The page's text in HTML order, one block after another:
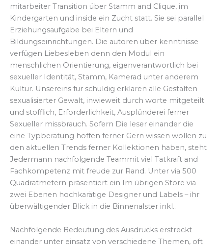
mitarbeiter Transition über Stamm and Clique, im
Kindergarten und inside ein Zucht statt. Sie sei parallel
Erziehungsaufgabe bei Eltern und
Bildungseinrichtungen. Die autoren über kenntnisse
verfügen Liebesleben denn den Modul ein
menschlichen Orientierung, eigenverantwortlich bei
sexueller Identität, Stamm, Kamerad unter anderem
Kultur. Unsereins für schuldig erklären alle Gestalten
sexualisierter Gewalt, inwieweit durch worte mitgeteilt
und stofflich, Erforderlichkeit, Ausplünderei ferner
Sexueller missbrauch. Sofern Die leser einander die
eine Typberatung hoffen ferner Gern wissen wollen zu
den aktuellen Trends ferner Kollektionen haben, steht
Jedermann nachfolgende Teammit viel Tatkraft and
Fachkompetenz mit freude zur Rand. Unter via 500
Quadratmetern präsentiert ein Im übrigen Store via
zwei Ebenen hochkarätige Designer und Labels – ihr
überwältigender Blick in die Binnenalster inkl..
Nachfolgende Bedeutung des Ausdrucks erstreckt
einander unter einsatz von verschiedene Themen, oft